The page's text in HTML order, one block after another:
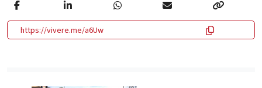
https://vivere.me/a6Uw